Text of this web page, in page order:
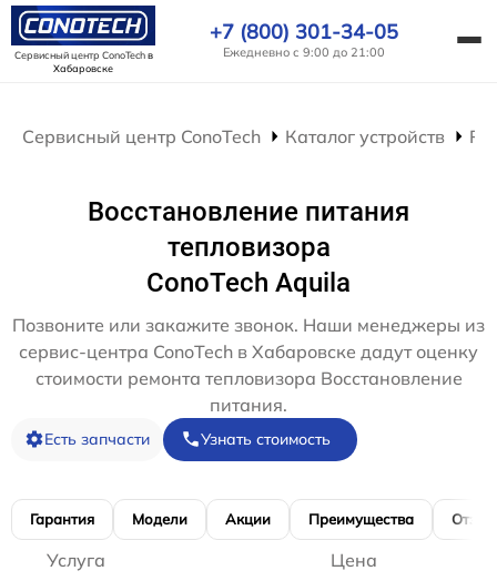
Сервисный центр ConoTechв
Хабаровске
+7 (800) 301-34-05
Ежедневно с 9:00 до 21:00
Сервисный центр ConoTech Каталог устройств
Восстановление питания
тепловизора
ConoTech Aquila
Позвоните или закажите звонок. Наши менеджеры из
сервис-центра ConoTech в Хабаровске дадут оценку
стоимости ремонта тепловизора Восстановление
питания.
Есть запчасти Узнать стоимость
Гарантия Модели Акции Преимущества
Услуга Цена